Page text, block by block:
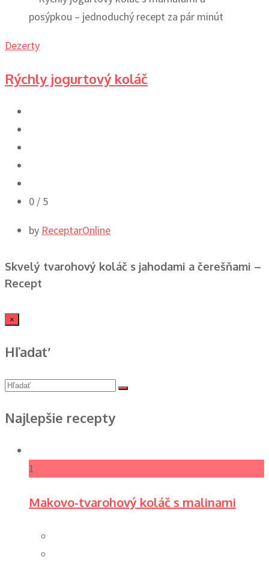
Dezerty
Rýchly jogurtový koláč
0 / 5
by ReceptarOnline
Skvelý tvarohový koláč s jahodami a čerešňami –
Recept
×
Hľadať
Najlepšie recepty
1
Makovo-tvarohový koláč s malinami